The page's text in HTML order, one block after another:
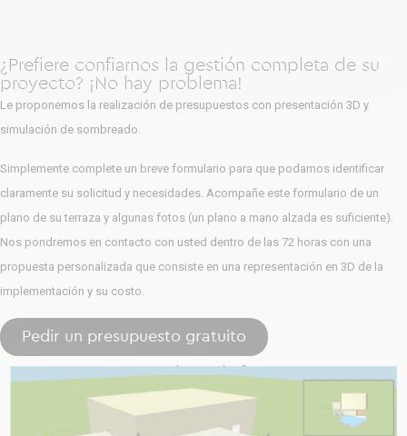
¿Prefiere confiarnos la gestión completa de su
proyecto? ¡No hay problema!
Le proponemos la realización de presupuestos con presentación 3D y
simulación de sombreado.
Simplemente complete un breve formulario para que podamos identificar
claramente su solicitud y necesidades. Acompañe este formulario de un
plano de su terraza y algunas fotos (un plano a mano alzada es suficiente).
Nos pondremos en contacto con usted dentro de las 72 horas con una
propuesta personalizada que consiste en una representación en 3D de la
implementación y su costo.
Pedir un presupuesto gratuito